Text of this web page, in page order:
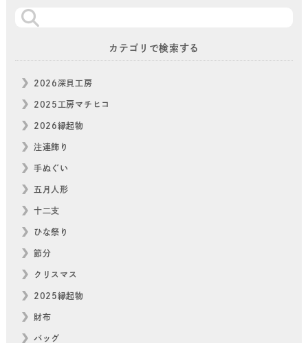
カテゴリで検索する
2026深貝工房
2025工房マチヒコ
2026縁起物
注連飾り
手ぬぐい
五月人形
十二支
ひな祭り
節分
クリスマス
2025縁起物
財布
バッグ